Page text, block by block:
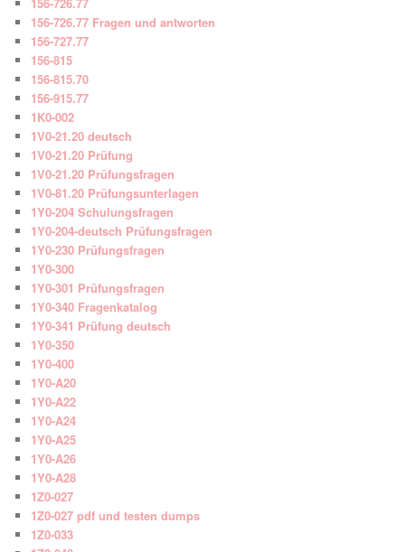
156-726.77 Fragen und antworten
156-727.77
156-815
156-815.70
156-915.77
1K0-002
1V0-21.20 deutsch
1V0-21.20 Prüfung
1V0-21.20 Prüfungsfragen
1V0-81.20 Prüfungsunterlagen
1Y0-204 Schulungsfragen
1Y0-204-deutsch Prüfungsfragen
1Y0-230 Prüfungsfragen
1Y0-300
1Y0-301 Prüfungsfragen
1Y0-340 Fragenkatalog
1Y0-341 Prüfung deutsch
1Y0-350
1Y0-400
1Y0-A20
1Y0-A22
1Y0-A24
1Y0-A25
1Y0-A26
1Y0-A28
1Z0-027
1Z0-027 pdf und testen dumps
1Z0-033